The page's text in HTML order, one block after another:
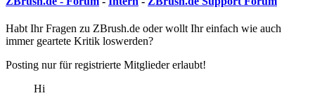
Habt Ihr Fragen zu ZBrush.de oder wollt Ihr einfach wie auch
immer geartete Kritik loswerden?
Posting nur für registrierte Mitglieder erlaubt!
Hi